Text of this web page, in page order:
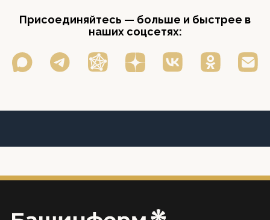
Присоединяйтесь — больше и быстрее в
наших соцсетях: